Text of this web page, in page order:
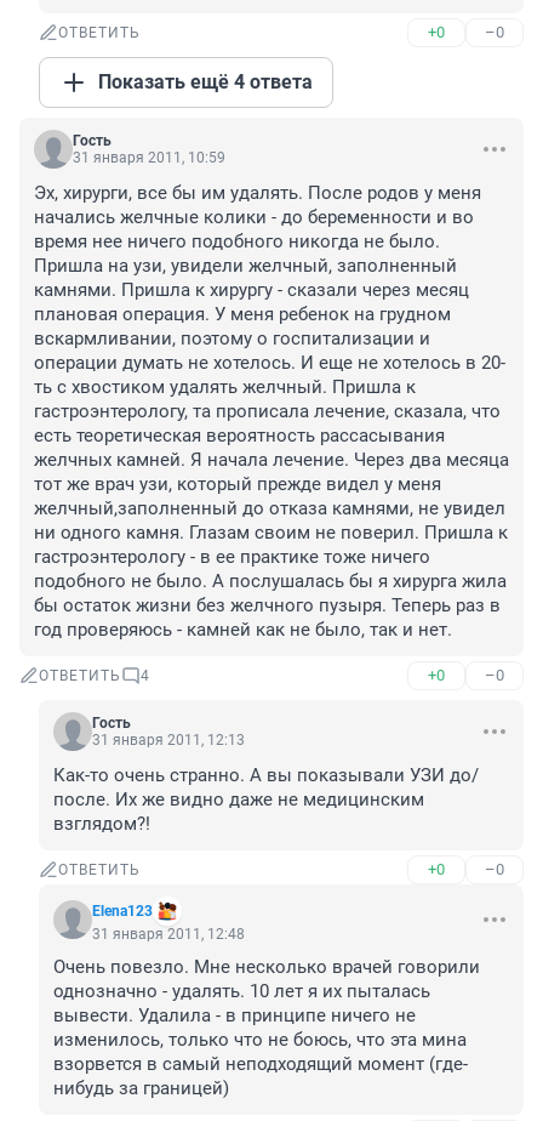
ОТВЕТИТЬ +0 –0
Показать ещё 4 ответа
Гость
31 января 2011, 10:59
Эх, хирурги, все бы им удалять. После родов у меня
начались желчные колики - до беременности и во
время нее ничего подобного никогда не было.
Пришла на узи, увидели желчный, заполненный
камнями. Пришла к хирургу - сказали через месяц
плановая операция. У меня ребенок на грудном
вскармливании, поэтому о госпитализации и
операции думать не хотелось. И еще не хотелось в 20-
ть с хвостиком удалять желчный. Пришла к
гастроэнтерологу, та прописала лечение, сказала, что
есть теоретическая вероятность рассасывания
желчных камней. Я начала лечение. Через два месяца
тот же врач узи, который прежде видел у меня
желчный,заполненный до отказа камнями, не увидел
ни одного камня. Глазам своим не поверил. Пришла к
гастроэнтерологу - в ее практике тоже ничего
подобного не было. А послушалась бы я хирурга жила
бы остаток жизни без желчного пузыря. Теперь раз в
год проверяюсь - камней как не было, так и нет.
ОТВЕТИТЬ 4 +0 –0
Гость
31 января 2011, 12:13
Как-то очень странно. А вы показывали УЗИ до/
после. Их же видно даже не медицинским
взглядом?!
ОТВЕТИТЬ +0 –0
Elena123
31 января 2011, 12:48
Очень повезло. Мне несколько врачей говорили
однозначно - удалять. 10 лет я их пыталась
вывести. Удалила - в принципе ничего не
изменилось, только что не боюсь, что эта мина
взорвется в самый неподходящий момент (где-
нибудь за границей)